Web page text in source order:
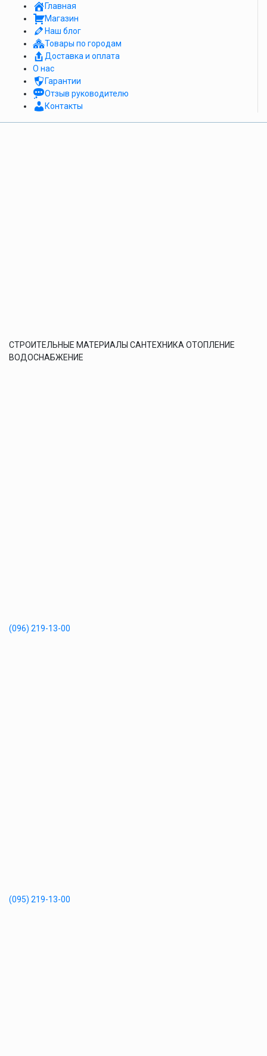
Главная
Магазин
Наш блог
Товары по городам
Доставка и оплата
О нас
Гарантии
Отзыв руководителю
Контакты
СТРОИТЕЛЬНЫЕ МАТЕРИАЛЫ САНТЕХНИКА ОТОПЛЕНИЕ
ВОДОСНАБЖЕНИЕ
(096) 219-13-00
(095) 219-13-00